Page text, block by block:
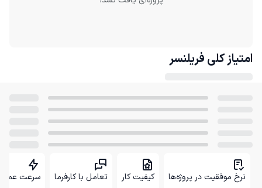
امتیاز کلی فریلنسر
نرخ موفقیت در پروژه‌ها کیفیت کار تعامل با کارفرما سرعت عمل